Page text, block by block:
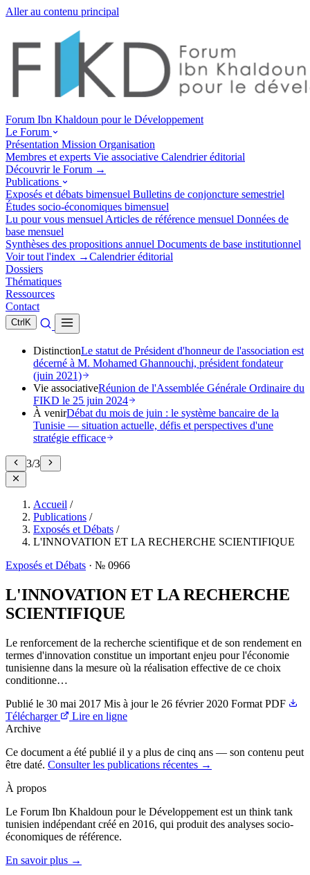
Aller au contenu principal
Forum Ibn Khaldoun pour le Développement
Le Forum
Présentation Mission Organisation
Membres et experts Vie associative Calendrier éditorial
Découvrir le Forum →
Publications
Exposés et débats bimensuel Bulletins de conjoncture semestriel
Études socio-économiques bimensuel
Lu pour vous mensuel Articles de référence mensuel Données de
base mensuel
Synthèses des propositions annuel Documents de base institutionnel
Voir tout l'index →Calendrier éditorial
Dossiers
Thématiques
Ressources
Contact
Ctrl K
DistinctionLe statut de Président d'honneur de l'association est
décerné à M. Mohamed Ghannouchi, président fondateur
(juin 2021)
Vie associativeRéunion de l'Assemblée Générale Ordinaire du
FIKD le 25 juin 2024
À venirDébat du mois de juin : le système bancaire de la
Tunisie — situation actuelle, défis et perspectives d'une
stratégie efficace
3/3
Accueil /
Publications /
Exposés et Débats /
L'INNOVATION ET LA RECHERCHE SCIENTIFIQUE
Exposés et Débats · № 0966
L'INNOVATION ET LA RECHERCHE
SCIENTIFIQUE
Le renforcement de la recherche scientifique et de son rendement en
termes d'innovation constitue un important enjeu pour l'économie
tunisienne dans la mesure où la réalisation effective de ce choix
conditionne…
Publié le 30 mai 2017 Mis à jour le 26 février 2020 Format PDF
Télécharger
Lire en ligne
Archive
Ce document a été publié il y a plus de cinq ans — son contenu peut
être daté. Consulter les publications récentes →
À propos
Le Forum Ibn Khaldoun pour le Développement est un think tank
tunisien indépendant créé en 2016, qui produit des analyses socio-
économiques de référence.
En savoir plus →